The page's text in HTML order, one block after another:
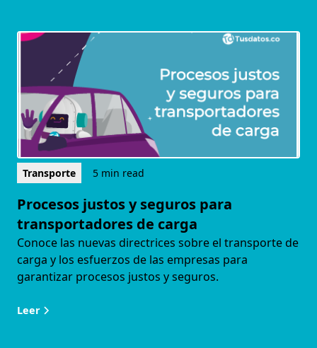
Transporte 5 min read
Procesos justos y seguros para
transportadores de carga
Conoce las nuevas directrices sobre el transporte de
carga y los esfuerzos de las empresas para
garantizar procesos justos y seguros.
Leer